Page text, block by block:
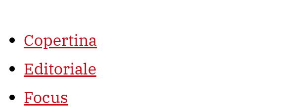
Copertina
Editoriale
Focus